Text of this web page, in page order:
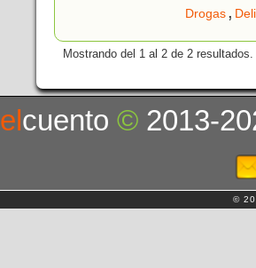
Drogas,
Mostrando del 1 al 2 de 2 resultados.
cuento© 2013-
©